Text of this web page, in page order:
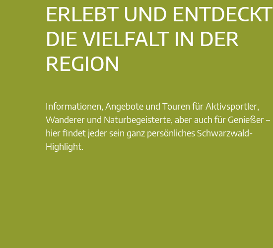
ERLEBT UND ENTDECKT
DIE VIELFALT IN DER
REGION
Informationen, Angebote und Touren für Aktivsportler,
Wanderer und Naturbegeisterte, aber auch für Genießer –
hier findet jeder sein ganz persönliches Schwarzwald-
Highlight.